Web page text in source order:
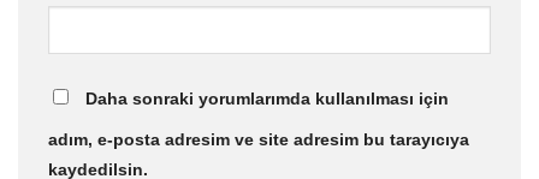
Daha sonraki yorumlarımda kullanılması için
adım, e-posta adresim ve site adresim bu tarayıcıya
kaydedilsin.